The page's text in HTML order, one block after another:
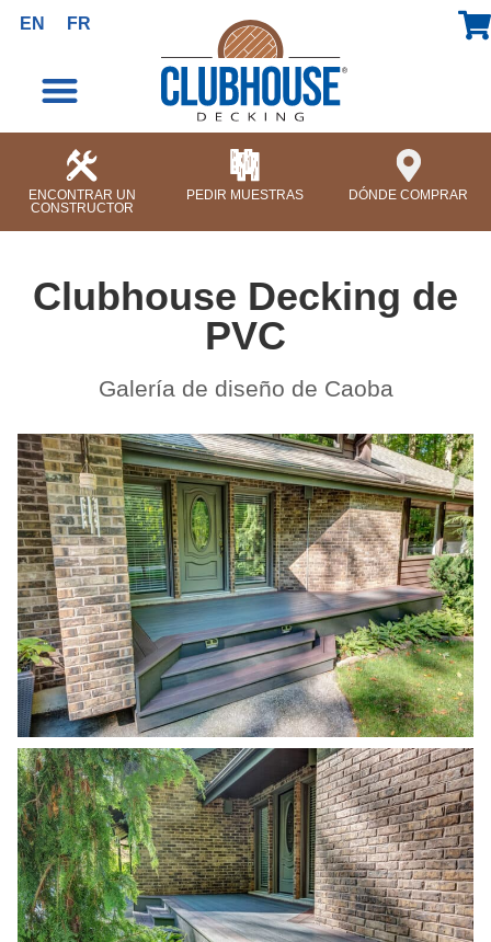
contenido
EN FR
ENCONTRAR UN
CONSTRUCTOR
PEDIR MUESTRAS DÓNDE COMPRAR
Clubhouse Decking de
PVC
Galería de diseño de Caoba